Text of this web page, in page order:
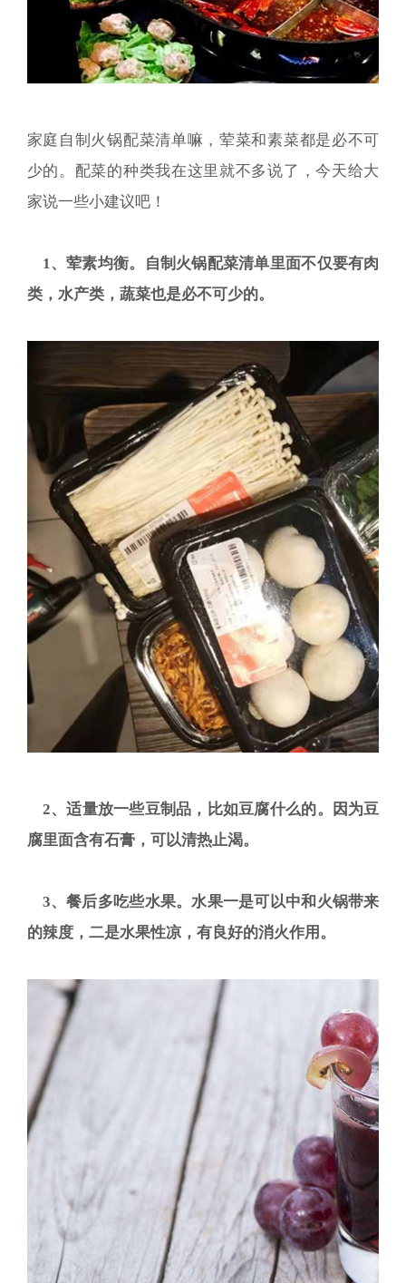
家庭自制火锅配菜清单嘛，荤菜和素菜都是必不可
少的。配菜的种类我在这里就不多说了，今天给大
家说一些小建议吧！
1、荤素均衡。自制火锅配菜清单里面不仅要有肉
类，水产类，蔬菜也是必不可少的。
2、适量放一些豆制品，比如豆腐什么的。因为豆
腐里面含有石膏，可以清热止渴。
3、餐后多吃些水果。水果一是可以中和火锅带来
的辣度，二是水果性凉，有良好的消火作用。